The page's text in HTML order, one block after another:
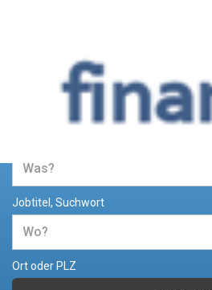
Jobs und Stellenangebote
Bereich Finanzen
Jobtitel, Suchwort
Ort oder PLZ